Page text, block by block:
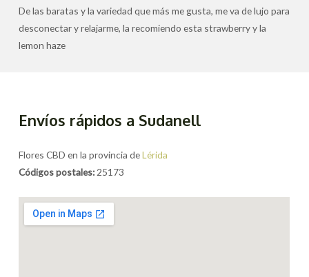
De las baratas y la variedad que más me gusta, me va de lujo para
desconectar y relajarme, la recomiendo esta strawberry y la
lemon haze
Envíos rápidos a Sudanell
Flores CBD en la provincia deLérida
Códigos postales: 25173